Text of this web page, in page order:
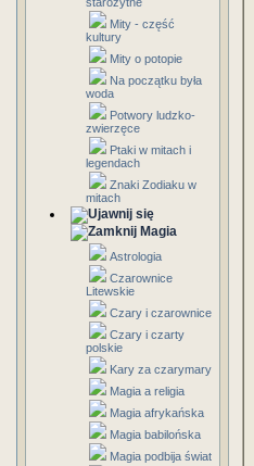
Mity - część
kultury
Mity o potopie
Na początku była
woda
Potwory ludzko-
zwierzęce
Ptaki w mitach i
legendach
Znaki Zodiaku w
mitach
Magia
Astrologia
Czarownice
Litewskie
Czary i czarownice
Czary i czarty
polskie
Kary za czarymary
Magia a religia
Magia afrykańska
Magia babilońska
Magia podbija świat